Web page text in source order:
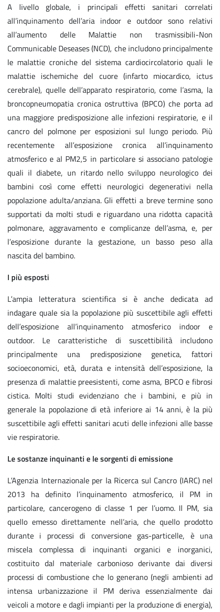
A livello globale, i principali effetti sanitari correlati
all’inquinamento dell’aria indoor e outdoor sono relativi
all’aumento delle Malattie non trasmissibili-Non
Communicable Deseases (NCD), che includono principalmente
le malattie croniche del sistema cardiocircolatorio quali le
malattie ischemiche del cuore (infarto miocardico, ictus
cerebrale), quelle dell’apparato respiratorio, come l’asma, la
broncopneumopatia cronica ostruttiva (BPCO) che porta ad
una maggiore predisposizione alle infezioni respiratorie, e il
cancro del polmone per esposizioni sul lungo periodo. Più
recentemente all’esposizione cronica all’inquinamento
atmosferico e al PM2,5 in particolare si associano patologie
quali il diabete, un ritardo nello sviluppo neurologico dei
bambini così come effetti neurologici degenerativi nella
popolazione adulta/anziana. Gli effetti a breve termine sono
supportati da molti studi e riguardano una ridotta capacità
polmonare, aggravamento e complicanze dell’asma, e, per
l’esposizione durante la gestazione, un basso peso alla
nascita del bambino.
I più esposti
L’ampia letteratura scientifica si è anche dedicata ad
indagare quale sia la popolazione più suscettibile agli effetti
dell’esposizione all’inquinamento atmosferico indoor e
outdoor. Le caratteristiche di suscettibilità includono
principalmente una predisposizione genetica, fattori
socioeconomici, età, durata e intensità dell’esposizione, la
presenza di malattie preesistenti, come asma, BPCO e fibrosi
cistica. Molti studi evidenziano che i bambini, e più in
generale la popolazione di età inferiore ai 14 anni, è la più
suscettibile agli effetti sanitari acuti delle infezioni alle basse
vie respiratorie.
Le sostanze inquinanti e le sorgenti di emissione
L’Agenzia Internazionale per la Ricerca sul Cancro (IARC) nel
2013 ha definito l’inquinamento atmosferico, il PM in
particolare, cancerogeno di classe 1 per l’uomo. Il PM, sia
quello emesso direttamente nell’aria, che quello prodotto
durante i processi di conversione gas-particelle, è una
miscela complessa di inquinanti organici e inorganici,
costituito dal materiale carbonioso derivante dai diversi
processi di combustione che lo generano (negli ambienti ad
intensa urbanizzazione il PM deriva essenzialmente dai
veicoli a motore e dagli impianti per la produzione di energia),